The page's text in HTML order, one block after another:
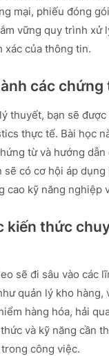
mại, phiếu đóng
vững quy trình xử
xác của thông tin.
các
thuyết, bạn sẽ
thực tế. Bài học
từ và hướng
sẽ có cơ hội áp
cao kỹ năng nghiệp
kiến thức
sẽ đi sâu vào các
quản lý kho hàng,
hàng hóa, hải
và kỹ năng cần
công việc.